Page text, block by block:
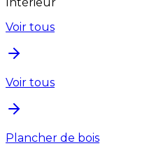
Intérieur
Voir tous
Voir tous
Plancher de bois